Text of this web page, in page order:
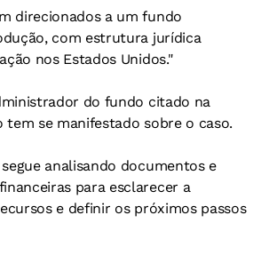
direcionados a um fundo
com estrutura jurídica
nos Estados Unidos."
do fundo citado na
tem se manifestado sobre o caso.
analisando documentos e
para esclarecer a
e definir os próximos passos